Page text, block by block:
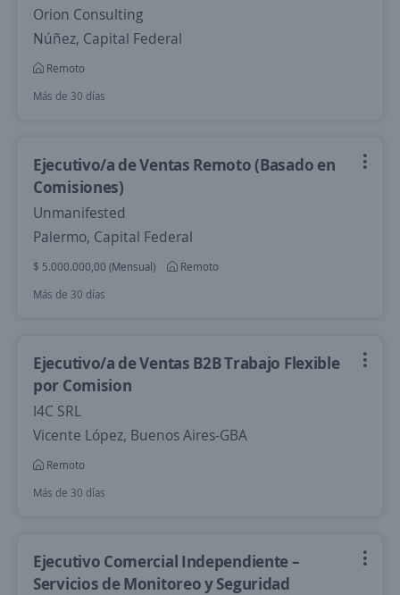
Orion Consulting
Núñez, Capital Federal
Remoto
Más de 30 días
Ejecutivo/a de Ventas Remoto (Basado en
Comisiones)
Unmanifested
Palermo, Capital Federal
$ 5.000.000,00 (Mensual)
Remoto
Más de 30 días
Ejecutivo/a de Ventas B2B Trabajo Flexible
por Comision
I4C SRL
Vicente López, Buenos Aires-GBA
Remoto
Más de 30 días
Ejecutivo Comercial Independiente –
Servicios de Monitoreo y Seguridad